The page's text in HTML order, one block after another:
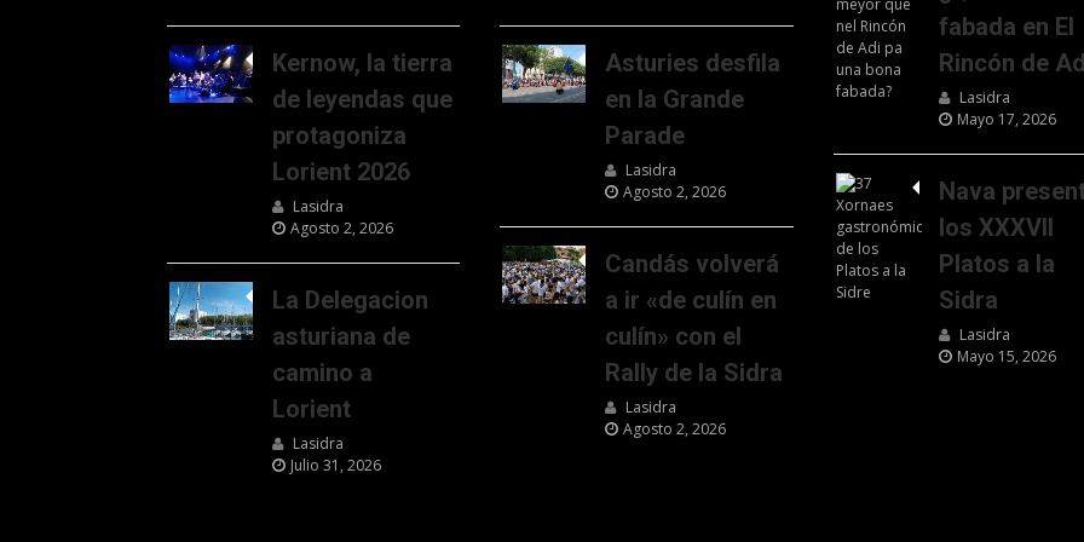
Kernow, la tierra
de leyendas que
protagoniza
Lorient 2026
Lasidra
Agosto 2, 2026
La Delegacion
asturiana de
camino a
Lorient
Lasidra
Julio 31, 2026
Asturies desfila
en la Grande
Parade
Lasidra
Agosto 2, 2026
Candás volverá
a ir «de culín en
culín» con el
Rally de la Sidra
Lasidra
Agosto 2, 2026
fabada en El
Rincón de
Lasidra
Mayo 17, 2026
Nava
los XXXVII
Platos a la
Sidra
Lasidra
Mayo 15, 2026